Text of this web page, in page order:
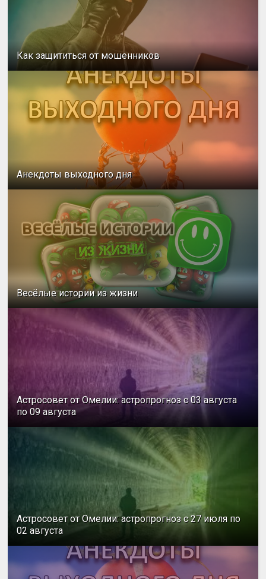
Как защититься от мошенников
Анекдоты выходного дня
Весёлые истории из жизни
Астросовет от Омелии: астропрогноз с 03 августа
по 09 августа
Астросовет от Омелии: астропрогноз с 27 июля по
02 августа